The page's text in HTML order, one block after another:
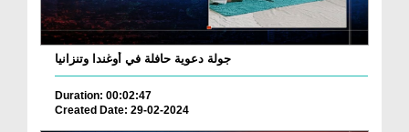
جولة دعوية حافلة في أوغندا وتنزانيا
Duration: 00:02:47
Created Date: 29-02-2024